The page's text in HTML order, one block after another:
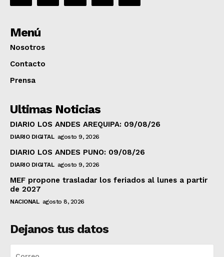
Menú
Nosotros
Contacto
Prensa
Ultimas Noticias
DIARIO LOS ANDES AREQUIPA: 09/08/26
DIARIO DIGITAL agosto 9, 2026
DIARIO LOS ANDES PUNO: 09/08/26
DIARIO DIGITAL agosto 9, 2026
MEF propone trasladar los feriados al lunes a partir
de 2027
NACIONAL agosto 8, 2026
Dejanos tus datos